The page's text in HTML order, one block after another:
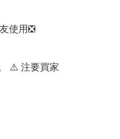
使用❎️
⚠️ 注要買家